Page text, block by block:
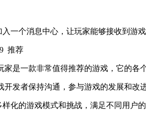
一个消息中心，让玩家能够接收到游
推荐
家是一款非常值得推荐的游戏，它的
开发者保持沟通，参与游戏的发展和改
样化的游戏模式和挑战，满足不同用户